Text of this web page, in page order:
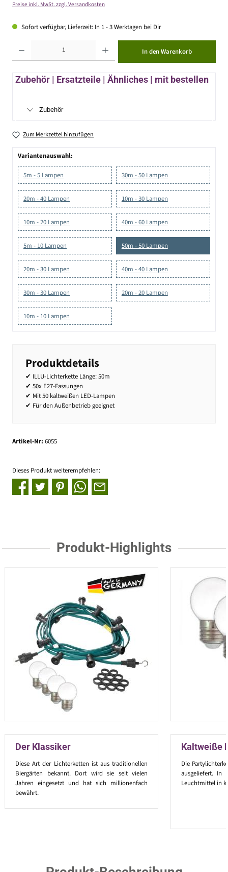
Preise inkl. MwSt. zzgl. Versandkosten
Sofort verfügbar, Lieferzeit: In 1 - 3 Werktagen bei Dir
In den Warenkorb
Zubehör | Ersatzteile | Ähnliches | mit bestellen
Zubehör
Zum Merkzettel hinzufügen
Variantenauswahl:
5m - 5 Lampen 30m - 50 Lampen
20m - 40 Lampen 10m - 30 Lampen
10m - 20 Lampen 40m - 60 Lampen
5m - 10 Lampen 50m - 50 Lampen
20m - 30 Lampen 40m - 40 Lampen
30m - 30 Lampen 20m - 20 Lampen
10m - 10 Lampen
Produktdetails
✔ ILLU-Lichterkette Länge: 50m
✔ 50x E27-Fassungen
✔ Mit 50 kaltweißen LED-Lampen
✔ Für den Außenbetrieb geeignet
Artikel-Nr: 6055
Dieses Produkt weiterempfehlen:
Produkt-Highlights
Der Klassiker
Diese Art der Lichterketten ist aus traditionellen
Biergärten bekannt. Dort wird sie seit vielen
Jahren eingesetzt und hat sich millionenfach
bewährt.
Kaltweiße
Die
ausgeliefert. In
Leuchtmittel in